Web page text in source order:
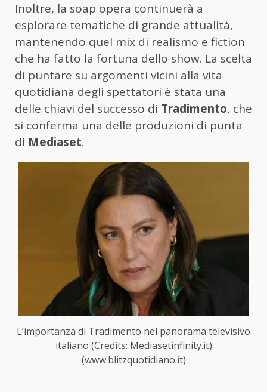
Inoltre, la soap opera continuerà a
esplorare tematiche di grande attualità,
mantenendo quel mix di realismo e fiction
che ha fatto la fortuna dello show. La scelta
di puntare su argomenti vicini alla vita
quotidiana degli spettatori è stata una
delle chiavi del successo di Tradimento, che
si conferma una delle produzioni di punta
di Mediaset.
L’importanza di Tradimento nel panorama televisivo
italiano (Credits: Mediasetinfinity.it)
(www.blitzquotidiano.it)